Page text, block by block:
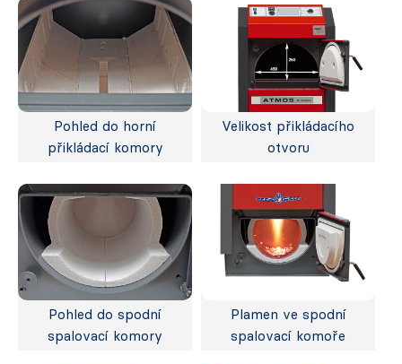
Pohled do horní
přikládací komory
Velikost přikládacího
otvoru
Pohled do spodní
spalovací komory
Plamen ve spodní
spalovací komoře